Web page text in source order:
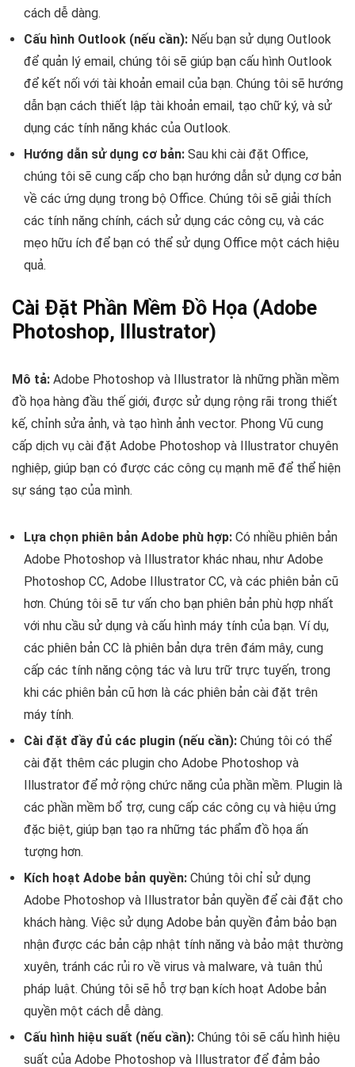
cách dễ dàng.
Cấu hình Outlook (nếu cần): Nếu bạn sử dụng Outlook
để quản lý email, chúng tôi sẽ giúp bạn cấu hình Outlook
để kết nối với tài khoản email của bạn. Chúng tôi sẽ hướng
dẫn bạn cách thiết lập tài khoản email, tạo chữ ký, và sử
dụng các tính năng khác của Outlook.
Hướng dẫn sử dụng cơ bản: Sau khi cài đặt Office,
chúng tôi sẽ cung cấp cho bạn hướng dẫn sử dụng cơ bản
về các ứng dụng trong bộ Office. Chúng tôi sẽ giải thích
các tính năng chính, cách sử dụng các công cụ, và các
mẹo hữu ích để bạn có thể sử dụng Office một cách hiệu
quả.
Cài Đặt Phần Mềm Đồ Họa (Adobe
Photoshop, Illustrator)
Mô tả: Adobe Photoshop và Illustrator là những phần mềm
đồ họa hàng đầu thế giới, được sử dụng rộng rãi trong thiết
kế, chỉnh sửa ảnh, và tạo hình ảnh vector. Phong Vũ cung
cấp dịch vụ cài đặt Adobe Photoshop và Illustrator chuyên
nghiệp, giúp bạn có được các công cụ mạnh mẽ để thể hiện
sự sáng tạo của mình.
Lựa chọn phiên bản Adobe phù hợp: Có nhiều phiên bản
Adobe Photoshop và Illustrator khác nhau, như Adobe
Photoshop CC, Adobe Illustrator CC, và các phiên bản cũ
hơn. Chúng tôi sẽ tư vấn cho bạn phiên bản phù hợp nhất
với nhu cầu sử dụng và cấu hình máy tính của bạn. Ví dụ,
các phiên bản CC là phiên bản dựa trên đám mây, cung
cấp các tính năng cộng tác và lưu trữ trực tuyến, trong
khi các phiên bản cũ hơn là các phiên bản cài đặt trên
máy tính.
Cài đặt đầy đủ các plugin (nếu cần): Chúng tôi có thể
cài đặt thêm các plugin cho Adobe Photoshop và
Illustrator để mở rộng chức năng của phần mềm. Plugin là
các phần mềm bổ trợ, cung cấp các công cụ và hiệu ứng
đặc biệt, giúp bạn tạo ra những tác phẩm đồ họa ấn
tượng hơn.
Kích hoạt Adobe bản quyền: Chúng tôi chỉ sử dụng
Adobe Photoshop và Illustrator bản quyền để cài đặt cho
khách hàng. Việc sử dụng Adobe bản quyền đảm bảo bạn
nhận được các bản cập nhật tính năng và bảo mật thường
xuyên, tránh các rủi ro về virus và malware, và tuân thủ
pháp luật. Chúng tôi sẽ hỗ trợ bạn kích hoạt Adobe bản
quyền một cách dễ dàng.
Cấu hình hiệu suất (nếu cần): Chúng tôi sẽ cấu hình hiệu
suất của Adobe Photoshop và Illustrator để đảm bảo